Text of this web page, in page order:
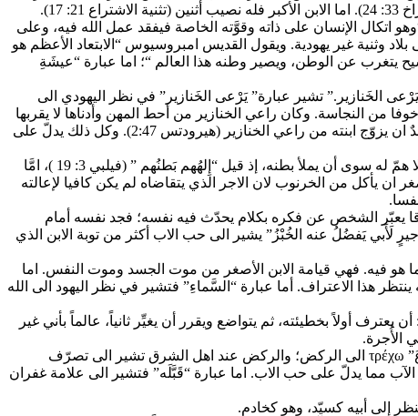
اتكال الإنسان على ذاته وقوَّته الخاصة فيفقد عمل الله فيه، وعلى
وثنية غير يهودية. ويقول القديس امبروسيوس “الابتعاد الأعظم هو
يتغرب عن الوطن، ويصير وطنه هذا العالم “؛ اما عبارة “عيشَةِ
ذلكَ البَلَد، فأرسَلَه إِلى حُقولِه يَرْعى الخَنازير.” تشير عبارة” يَرْعى الخَنازير” في نظر اليهودي الى
كذبائح، ولم يكن اليهود يلمسونه خوفا من النجاسة. وكان راعي الخنازير من أحط المهن وأدناها لا يقربها
الا الفقراء المعدومون (لوقا 15: 15)؛ ولم يكن يسمح لراعي الخنزير ان يدخل الهيكل ولم يكن يتزوج الاّ من بنات الرعاة مثله، لان لا يرضى أحدٌ ان يزوّج ابنته من راعي الخنازير (هيرودتس 2:47). وكل ذلك يدلّ على
16وكانَ يَشتَهي أَن يَملأَ بَطنَه مِنَ الخُرنوبِ الَّذي كانتِ الخَنازيرُ تَأكُلُه، فلا يُعطيهِ أَحَد.”: تشير عبارة” كانَ يَشتَهي أَن يَملأَ بَطنَه” الىان الخاطئ لا همّ له سوى أن يملأ بطنه، إذ قيل “إِلهُهم بَطنُهم ” (فيلبي 3: 19 )، امَّا
يأكل من الخرنوب لان الاجر الذي يتقاضاه لم يكن كافيا لإعالته
يعبّر الشخص عن فكره بكلام يحدّث فيه نفسه؛ فجد نفسه أمام
لَأَبي يَفضُلُ عنه الخُبْزُ” يشير الى حب الاب أكثر من توبة الابن الذي
عما هو فيه. فهي قيامة الابن الأصغر من موت الجسد وموت النفس. اما
هذا الاعتراف. أما عبارة “السَّماءِ” فتشير في نظر اليهود الى الله
أولاً بخطيئته، ثم يتواضع ويقرر أن يغيِّر ثانياً، عالماً بأني غير
الأُجرة.
20″فقامَ ومَضى إِلى أَبيه. وكانَ لم يَزَلْ بَعيداً إِذ رآه أَبوه، فتَحَرَّكَت أَحْشاؤُه وأَسرَعَ فأَلْقى بِنَفسِه على عُنُقِه وقَبَّلَه طَويلاً “: تشير عبارة “أَسرَعَ” τρέχω الى الركض؛ والركض عند اهل الشرق تشير الى تصرّف
مما يدلّ على حب الاب. اما عبارة “قَبَّلَه” فتشير الى علامة غفران